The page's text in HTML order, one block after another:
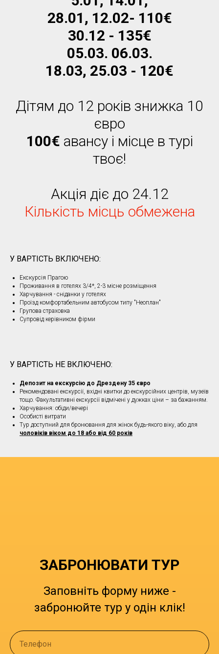
28.01, 12.02- 110€
30.12 - 135€
05.03. 06.03.
18.03, 25.03 - 120€
Дітям до 12 років знижка 10
євро
100€ авансу і місце в турі
твоє!
Акція діє до 24.12
Кількість місць обмежена
У ВАРТІСТЬ ВКЛЮЧЕНО:
Екскурсія Прагою
Проживання в готелях 3/4*, 2-3 місне розміщення
Харчування - сніданки у готелях
Проїзд комфортабельним автобусом типу "Неоплан"
Групова страховка
Супровід керівником фірми
У ВАРТІСТЬ НЕ ВКЛЮЧЕНО:
Депозит на екскурсію до Дрездену 35 євро
Рекомендовані екскурсії, вхідні квитки до екскурсійних центрів, музеїв
тощо. Факультативні екскурсії відмічені у дужках ціни – за бажанням.
Харчування: обіди/вечері
Особисті витрати
Тур доступний для бронювання для жінок будь-якого віку, або для
чоловіків віком до 18 або від 60 років
ЗАБРОНЮВАТИ ТУР
Заповніть форму ниже -
забронюйте тур у одін клік!
Телефон